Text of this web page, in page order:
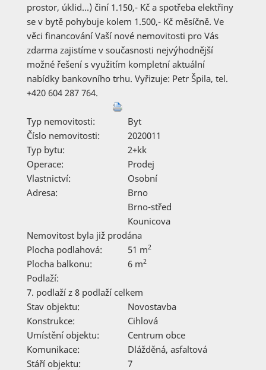
prostor, úklid…) činí 1.150,- Kč a spotřeba elektřiny
se v bytě pohybuje kolem 1.500,- Kč měsíčně. Ve
věci financování Vaší nové nemovitosti pro Vás
zdarma zajistíme v současnosti nejvýhodnější
možné řešení s využitím kompletní aktuální
nabídky bankovního trhu. Vyřizuje: Petr Špila, tel.
+420 604 287 764.
Typ nemovitosti:
Byt
Číslo nemovitosti:
2020011
Typ bytu:
2+kk
Operace:
Prodej
Vlastnictví:
Osobní
Adresa:
Brno
Brno-střed
Kounicova
Nemovitost byla již prodána
Plocha podlahová:
51 m2
Plocha balkonu: 6 m2
Podlaží:
7. podlaží z 8 podlaží celkem
Stav objektu:
Novostavba
Konstrukce:
Cihlová
Umístění objektu:
Centrum obce
Komunikace:
Dlážděná, asfaltová
Stáří objektu:
7